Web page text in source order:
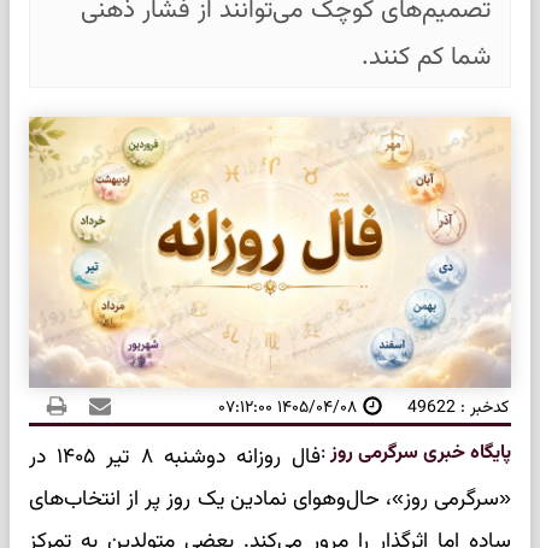
تصمیم‌های کوچک می‌توانند از فشار ذهنی
شما کم کنند.
کدخبر : 49622 ۱۴۰۵/۰۴/۰۸ ۰۷:۱۲:۰۰
پایگاه خبری سرگرمی روز:
فال روزانه دوشنبه ۸ تیر ۱۴۰۵ در
«سرگرمی روز»، حال‌وهوای نمادین یک روز پر از انتخاب‌های